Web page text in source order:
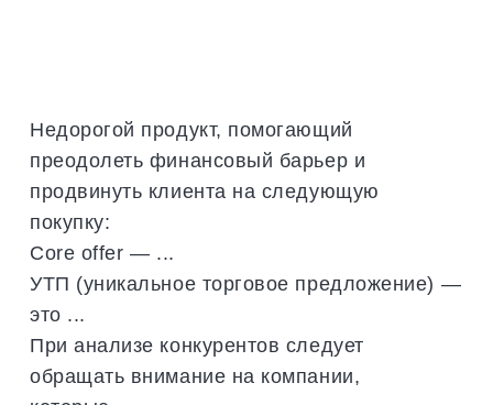
Недорогой продукт, помогающий
преодолеть финансовый барьер и
продвинуть клиента на следующую
покупку:
Core offer — ...
УТП (уникальное торговое предложение) —
это ...
При анализе конкурентов следует
обращать внимание на компании,